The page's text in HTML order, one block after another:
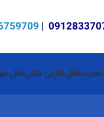
|
تجارتقفل کارتی هتلیقفل